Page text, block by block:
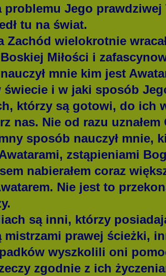
problemu Jego
tu na świat.
Zachód wielokrotnie
Miłości i
mnie kim jest
świecie i w jaki sposób
którzy są gotowi, do ich
nas. Nie od razu
sposób nauczył mnie,
zstąpieniami
nabierałem coraz
Nie jest to
są inni, którzy
mistrzami prawej ścieżki,
wyszkolili oni
zgodnie z ich